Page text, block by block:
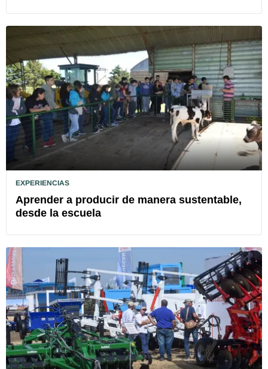
EXPERIENCIAS
Aprender a producir de manera sustentable,
desde la escuela